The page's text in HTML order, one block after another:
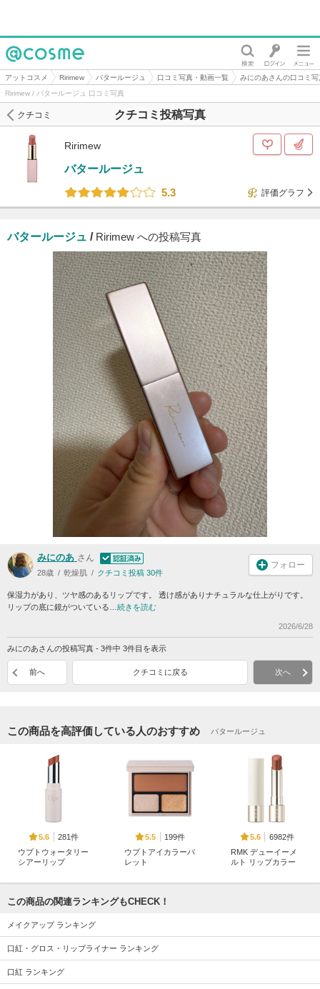
@cosme
アットコスメ Ririmew バタールージュ 口コミ写真・動画一覧
みにのあさんの口コミ写
Ririmew / バタールージュ 口コミ写真
クチコミ投稿写真
クチコミ
Ririmew
バタールージュ
5.3
評価グラフ
バタールージュ / Ririmew への投稿写真
みにのあ さん
28歳 乾燥肌 クチコミ投稿 30件
フォロー
保湿力があり、ツヤ感のあるリップです。 透け感がありナチュラルな仕上がりです。
リップの底に鏡がついている… 続きを読む
2026/6/28
みにのあさんの投稿写真 - 3件中 3件目を表示
前へ クチコミに戻る 次へ
この商品を高評価している人のおすすめ バタールージュ
5.6
281件
ウプトウォータリー
シアーリップ
5.5
199件
ウプトアイカラーパ
レット
5.6
6982件
RMK デューイーメ
ルト リップカラー
5.3
4711件
フィー 3Dボリュー
クリーミータッチラ
ラッシュキープマス
この商品の関連ランキングもCHECK！
メイクアップ ランキング
口紅・グロス・リップライナー ランキング
口紅 ランキング